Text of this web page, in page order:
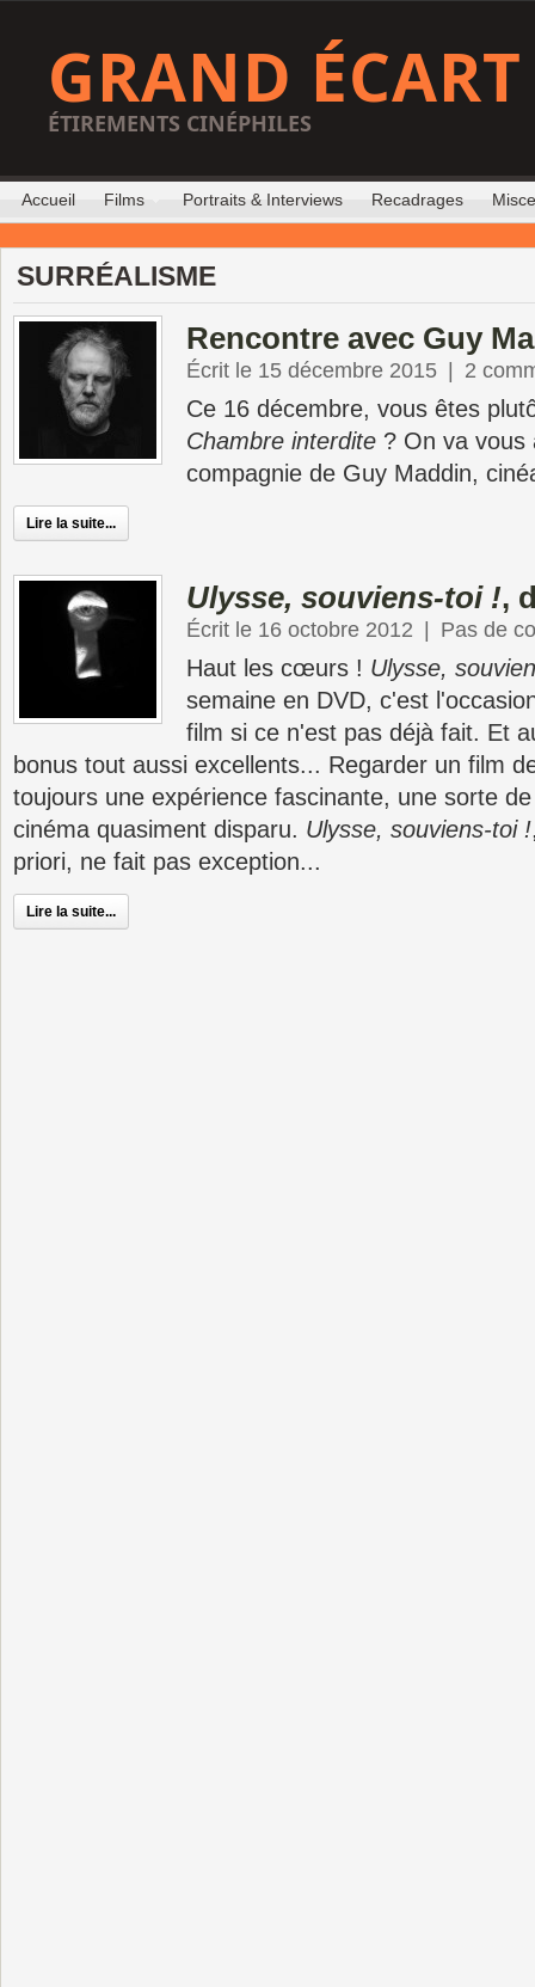
GRAND ÉCART
ÉTIREMENTS CINÉPHILES
Accueil Films Portraits & Interviews Recadrages
SURRÉALISME
Rencontre avec Guy
Écrit le 15 décembre 2015 2
Ce 16 décembre, vous êtes
Chambre interdite ? On va vous
compagnie de Guy Maddin,
Lire la suite...
Ulysse, souviens-toi !,
Écrit le 16 octobre 2012 Pas de
Haut les cœurs ! Ulysse,
semaine en DVD, c'est
film si ce n'est pas déjà fait. Et
bonus tout aussi excellents... Regarder un film
toujours une expérience fascinante, une sorte
cinéma quasiment disparu. Ulysse, souviens-toi !
priori, ne fait pas exception...
Lire la suite...